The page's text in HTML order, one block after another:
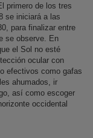
primero de los tres
se iniciará a las
para finalizar entre
se observe. En
el Sol no esté
ocular con
efectivos como gafas
ahumados, ir
así como escoger
occidental